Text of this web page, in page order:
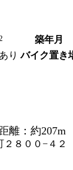
築年月
り バイク置き
離：約207m
２８００−４２